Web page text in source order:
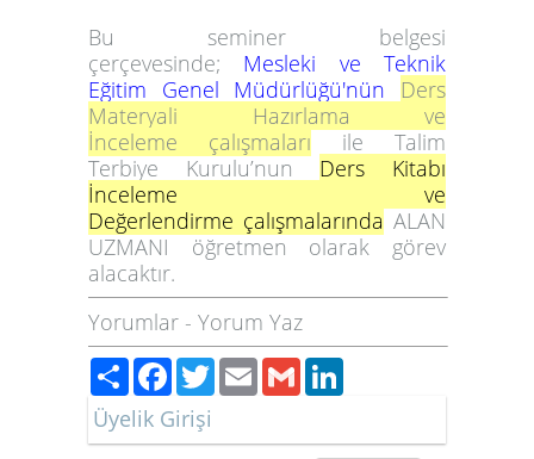
Bu seminer belgesi
çerçevesinde; Mesleki ve Teknik
Eğitim Genel Müdürlüğü'nün
Ders
Materyali Hazırlama ve
İnceleme
çalışmaları ile Talim
Terbiye Kurulu’nun
Ders Kitabı
İnceleme ve
Değerlendirme çalışmalarında ALAN
UZMANI öğretmen olarak görev
alacaktır.
Yorumlar - Yorum Yaz
PaylaşFacebook
TwitterEmailGmail
Üyelik Girişi